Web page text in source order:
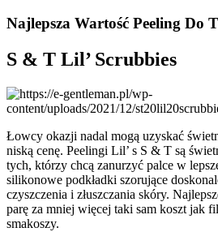
Najlepsza Wartość Peeling Do
S & T Lil’ Scrubbies
Łowcy okazji nadal mogą uzyskać
niską cenę. Peelingi Lil’ s S & T są
tych, którzy chcą zanurzyć palce w
silikonowe podkładki szorujące
czyszczenia i złuszczania skóry.
parę za mniej więcej taki sam koszt jak
smakoszy.